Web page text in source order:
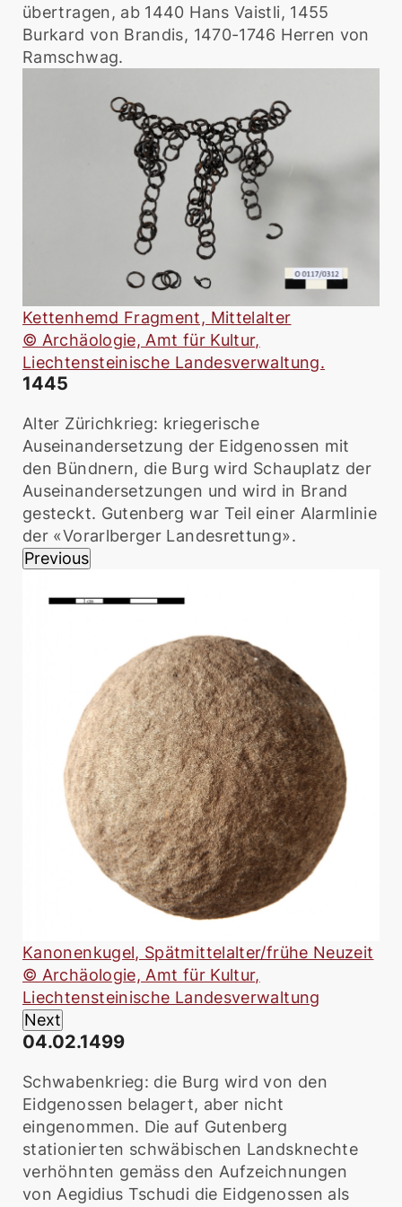
übertragen, ab 1440 Hans Vaistli, 1455
Burkard von Brandis, 1470-1746 Herren von
Ramschwag.
Kettenhemd Fragment, Mittelalter
© Archäologie, Amt für Kultur,
Liechtensteinische Landesverwaltung.
1445
Alter Zürichkrieg: kriegerische
Auseinandersetzung der Eidgenossen mit
den Bündnern, die Burg wird Schauplatz der
Auseinandersetzungen und wird in Brand
gesteckt. Gutenberg war Teil einer Alarmlinie
der «Vorarlberger Landesrettung».
Previous
Kanonenkugel, Spätmittelalter/frühe Neuzeit
© Archäologie, Amt für Kultur,
Liechtensteinische Landesverwaltung
Next
04.02.1499
Schwabenkrieg: die Burg wird von den
Eidgenossen belagert, aber nicht
eingenommen. Die auf Gutenberg
stationierten schwäbischen Landsknechte
verhöhnten gemäss den Aufzeichnungen
von Aegidius Tschudi die Eidgenossen als